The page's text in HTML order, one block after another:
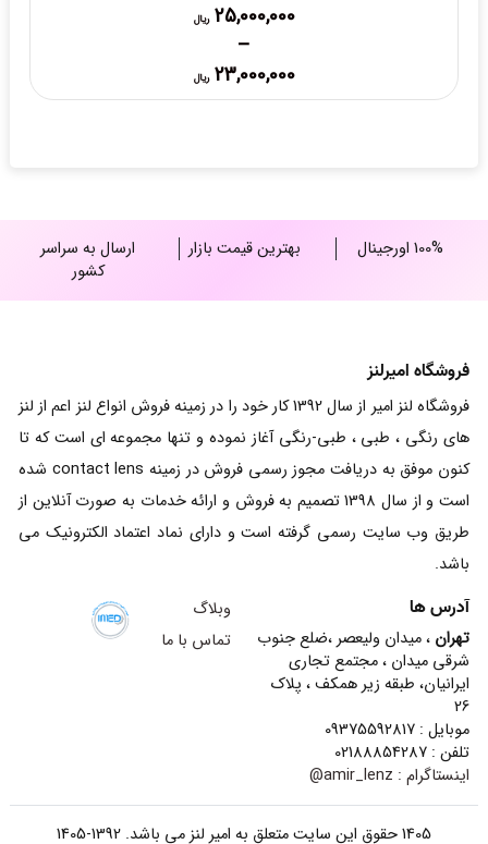
25,000,000 ریال
–
23,000,000 ریال
Price
range:
100% اورجینال بهترین قیمت بازار
ارسال به سراسر
کشور
فروشگاه امیرلنز
فروشگاه لنز امیر از سال 1392 کار خود را در زمینه فروش انواع لنز اعم از لنز
های رنگی ، طبی ، طبی-رنگی آغاز نموده و تنها مجموعه ای است که تا
کنون موفق به دریافت مجوز رسمی فروش در زمینه contact lens شده
است و از سال 1398 تصمیم به فروش و ارائه خدمات به صورت آنلاین از
طریق وب سایت رسمی گرفته است و دارای نماد اعتماد الکترونیک می
باشد.
آدرس ها
تهران ، میدان ولیعصر ،ضلع جنوب
شرقی میدان ، مجتمع تجاری
ایرانیان، طبقه زیر همکف ، پلاک
26
موبایل : 09375592817
تلفن : 02188854287
اینستاگرام : amir_lenz@
وبلاگ
تماس با ما
1405 حقوق این سایت متعلق به امیر لنز می باشد. 1392-1405